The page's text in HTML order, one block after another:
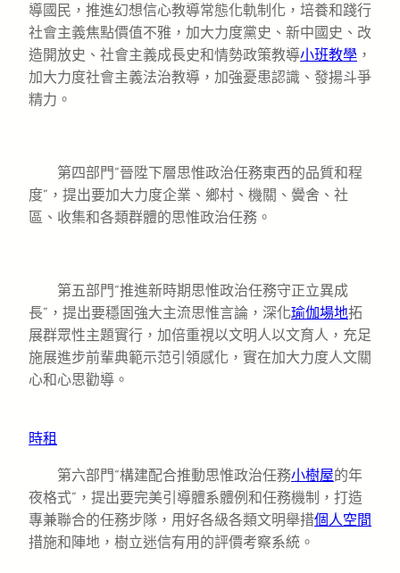
導國民，推進幻想信心教導常態化軌制化，培養和踐行
社會主義焦點價值不雅，加大力度黨史、新中國史、改
造開放史、社會主義成長史和情勢政策教導小班教學 ，
加大力度社會主義法治教導，加強憂患認識、發揚斗爭
精力。
第四部門“晉陞下層思惟政治任務東西的品質和程
度”，提出要加大力度企業、鄉村、機關、黌舍、社
區、收集和各類群體的思惟政治任務。
第五部門“推進新時期思惟政治任務守正立異成
長”，提出要穩固強大主流思惟言論，深化瑜伽場地拓
展群眾性主題實行，加倍重視以文明人以文育人，充足
施展進步前輩典範示范引領感化，實在加大力度人文關
心和心思勸導。
時租
第六部門“構建配合推動思惟政治任務小樹屋的年
夜格式”，提出要完美引導體系體例和任務機制，打造
專兼聯合的任務步隊，用好各級各類文明舉措個人空間
措施和陣地，樹立迷信有用的評價考察系統。